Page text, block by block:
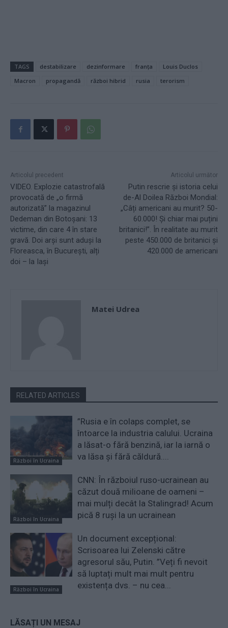
TAGS destabilizare dezinformare franța
Louis Duclos
Macron
propagandă război hibrid rusia terorism
Articolul precedent
VIDEO. Explozie catastrofală
provocată de „o firmă
autorizată” la magazinul
Dedeman din Botoșani: 13
victime, din care 4 în stare
gravă. Doi arși sunt aduși la
Floreasca, în București, alți
doi – la Iași
Articolul următor
Putin rescrie și istoria celui
de-Al Doilea Război Mondial:
„Câți americani au murit? 50-
60.000! Și chiar mai puțini
britanici!”. În realitate au murit
peste 450.000 de britanici și
420.000 de americani
Matei Udrea
RELATED ARTICLES
Război în Ucraina
”Rusia e în colaps complet, se
întoarce la industria calului. Ucraina
a lăsat-o fără benzină, iar la iarnă o
va lăsa și fără căldură....
Război în Ucraina
CNN: În războiul ruso-ucrainean au
căzut două milioane de oameni –
mai mulți decât la Stalingrad! Acum
pică 8 ruși la un ucrainean
Război în Ucraina
Un document excepțional:
Scrisoarea lui Zelenski către
agresorul său, Putin. ”Veți fi nevoit
să luptați mult mai mult pentru
existența dvs. – nu cea...
LĂSAȚI UN MESAJ